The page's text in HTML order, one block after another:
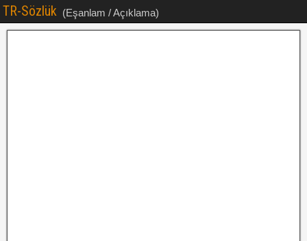
TR-Sözlük (Eşanlam / Açıklama)